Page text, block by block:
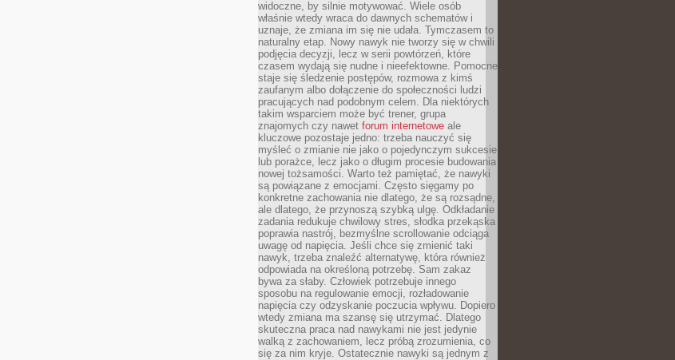
widoczne, by silnie motywować. Wiele osób
właśnie wtedy wraca do dawnych schematów i
uznaje, że zmiana im się nie udała. Tymczasem to
naturalny etap. Nowy nawyk nie tworzy się w chwili
podjęcia decyzji, lecz w serii powtórzeń, które
czasem wydają się nudne i nieefektowne. Pomocne
staje się śledzenie postępów, rozmowa z kimś
zaufanym albo dołączenie do społeczności ludzi
pracujących nad podobnym celem. Dla niektórych
takim wsparciem może być trener, grupa
znajomych czy nawet forum internetowe ale
kluczowe pozostaje jedno: trzeba nauczyć się
myśleć o zmianie nie jako o pojedynczym sukcesie
lub porażce, lecz jako o długim procesie budowania
nowej tożsamości. Warto też pamiętać, że nawyki
są powiązane z emocjami. Często sięgamy po
konkretne zachowania nie dlatego, że są rozsądne,
ale dlatego, że przynoszą szybką ulgę. Odkładanie
zadania redukuje chwilowy stres, słodka przekąska
poprawia nastrój, bezmyślne scrollowanie odciąga
uwagę od napięcia. Jeśli chce się zmienić taki
nawyk, trzeba znaleźć alternatywę, która również
odpowiada na określoną potrzebę. Sam zakaz
bywa za słaby. Człowiek potrzebuje innego
sposobu na regulowanie emocji, rozładowanie
napięcia czy odzyskanie poczucia wpływu. Dopiero
wtedy zmiana ma szansę się utrzymać. Dlatego
skuteczna praca nad nawykami nie jest jedynie
walką z zachowaniem, lecz próbą zrozumienia, co
się za nim kryje. Ostatecznie nawyki są jednym z